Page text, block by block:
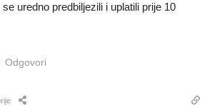
uredno predbiljezili i uplatili prije 10
Odgovori